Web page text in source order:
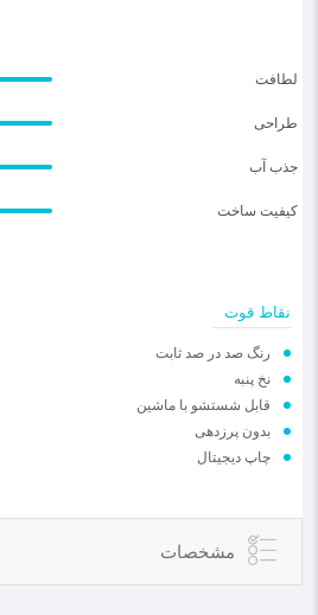
لطافت
طراحی
جذب آب
کیفیت ساخت
نقاط قوت
رنگ صد در صد ثابت
نخ پنبه
قابل شستشو با ماشین
بدون پرزدهی
چاپ دیجیتال
مشخصات